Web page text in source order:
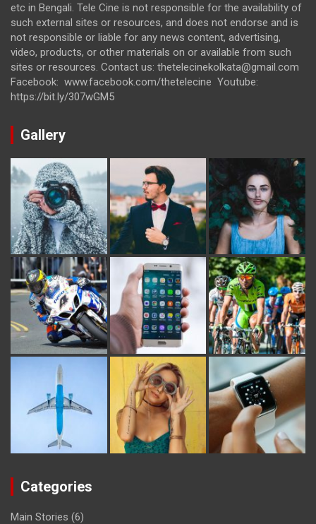
etc in Bengali. Tele Cine is not responsible for the availability of
such external sites or resources, and does not endorse and is
not responsible or liable for any news content, advertising,
video, products, or other materials on or available from such
sites or resources. Contact us: thetelecinekolkata@gmail.com
Facebook: www.facebook.com/thetelecine Youtube:
https://bit.ly/307wGM5
Gallery
Categories
Main Stories (6)